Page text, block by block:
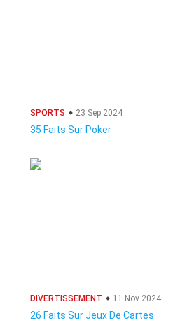
SPORTS 23 Sep 2024
35 Faits Sur Poker
DIVERTISSEMENT 11 Nov 2024
26 Faits Sur Jeux De Cartes